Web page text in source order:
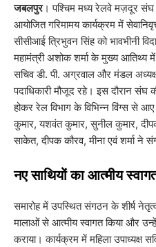
जबलपुर। पश्चिम मध्य रेलवे मज़दूर संघ
आयोजित गरिमामय कार्यक्रम में
सीसीआई त्रिभुवन सिंह को भावभीनी
महामंत्री अशोक शर्मा के मुख्य
सचिव डी. पी. अग्रवाल और मंडल
पदाधिकारी मौजूद रहे। इस दौरान संघ
होकर रेल विभाग के विभिन्न विंग्स से
कुमार, यशवंत कुमार, सुनील कुमार,
साकेत, दीपक कौरव, मीना एवं शर्मा ने
​नए साथियों का आत्मीय
​समारोह में उपस्थित संगठन के शीर्ष
मालाओं से आत्मीय स्वागत किया और
कराया। कार्यक्रम में महिला उपाध्यक्ष